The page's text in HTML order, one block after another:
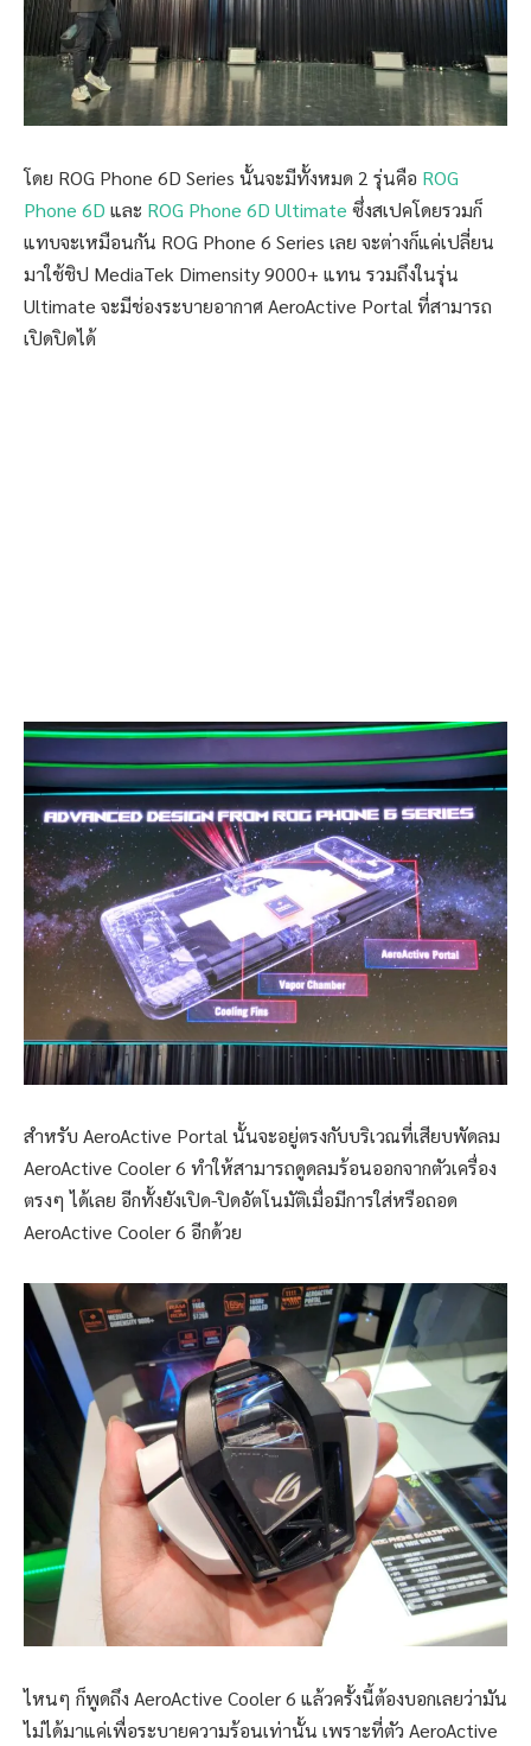
โดย ROG Phone 6D Series นั้นจะมีทั้งหมด 2 รุ่นคือ ROG
Phone 6D และ ROG Phone 6D Ultimate ซึ่งสเปคโดยรวมก็
แทบจะเหมือนกัน ROG Phone 6 Series เลย จะต่างก็แค่เปลี่ยน
มาใช้ชิป MediaTek Dimensity 9000+ แทน รวมถึงในรุ่น
Ultimate จะมีช่องระบายอากาศ AeroActive Portal ที่สามารถ
เปิดปิดได้
สำหรับ AeroActive Portal นั้นจะอยู่ตรงกับบริเวณที่เสียบพัดลม
AeroActive Cooler 6 ทำให้สามารถดูดลมร้อนออกจากตัวเครื่อง
ตรงๆ ได้เลย อีกทั้งยังเปิด-ปิดอัตโนมัติเมื่อมีการใส่หรือถอด
AeroActive Cooler 6 อีกด้วย
ไหนๆ ก็พูดถึง AeroActive Cooler 6 แล้วครั้งนี้ต้องบอกเลยว่ามัน
ไม่ได้มาแค่เพื่อระบายความร้อนเท่านั้น เพราะที่ตัว AeroActive